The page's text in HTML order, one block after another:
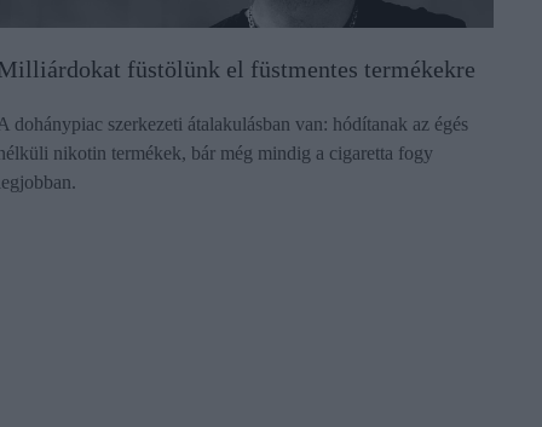
füstölünk el füstmentes termékekre
dohánypiac szerkezeti átalakulásban van: hódítanak az égés
nikotin termékek, bár még mindig a cigaretta fogy